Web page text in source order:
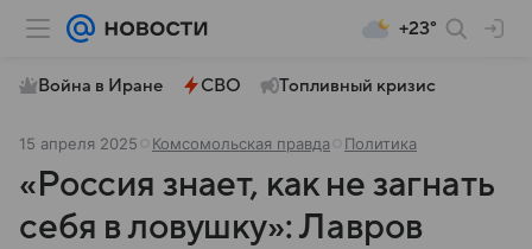
+23°
Война в Иране СВО Топливный кризис
15 апреля 2025 Комсомольская правда Политика
«Россия знает, как не загнать
себя в ловушку»: Лавров